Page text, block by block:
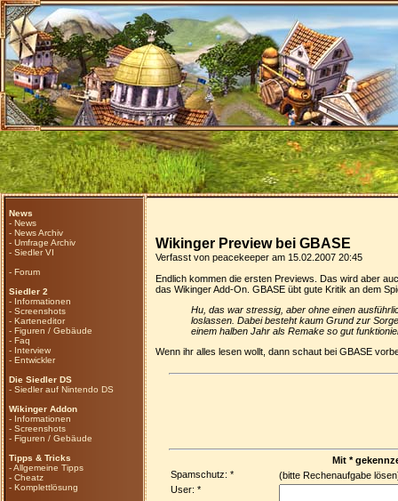
News
- News
- News Archiv
- Umfrage Archiv
- Siedler VI
- Forum
Siedler 2
- Informationen
- Screenshots
- Karteneditor
- Figuren / Gebäude
- Faq
- Interview
- Entwickler
Die Siedler DS
- Siedler auf Nintendo DS
Wikinger Addon
- Informationen
- Screenshots
- Figuren / Gebäude
Tipps & Tricks
-Allgemeine Tipps
- Cheatz
- Komplettlösung
Wikinger Preview bei GBASE
Verfasst von peacekeeper am 15.02.2007 20:45
Endlich kommen die ersten Previews. Das wird aber
das Wikinger Add-On. GBASE übt gute Kritik an dem
Hu, das war stressig, aber ohne einen
loslassen. Dabei besteht kaum Grund zur
einem halben Jahr als Remake so gut
Wenn ihr alles lesen wollt, dann schaut bei GBASE
Mit *
Spamschutz: *
(bitte Rechenaufgabe
User: *